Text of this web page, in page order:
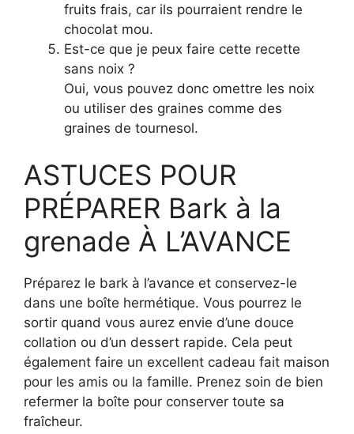
fruits frais, car ils pourraient rendre le
chocolat mou.
Est-ce que je peux faire cette recette
sans noix ?
Oui, vous pouvez donc omettre les noix
ou utiliser des graines comme des
graines de tournesol.
ASTUCES POUR
PRÉPARER Bark à la
grenade À L’AVANCE
Préparez le bark à l’avance et conservez-le
dans une boîte hermétique. Vous pourrez le
sortir quand vous aurez envie d’une douce
collation ou d’un dessert rapide. Cela peut
également faire un excellent cadeau fait maison
pour les amis ou la famille. Prenez soin de bien
refermer la boîte pour conserver toute sa
fraîcheur.